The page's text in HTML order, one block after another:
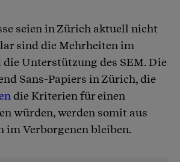
seien in Zürich aktuell nicht
sind die Mehrheiten im
Unterstützung des SEM. Die
Sans-Papiers in Zürich, die
die Kriterien für einen
würden, werden somit aus
im Verborgenen bleiben.